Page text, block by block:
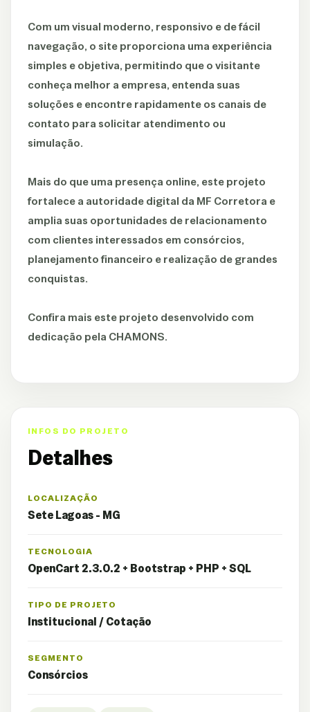
Com um visual moderno, responsivo e de fácil
navegação, o site proporciona uma experiência
simples e objetiva, permitindo que o visitante
conheça melhor a empresa, entenda suas
soluções e encontre rapidamente os canais de
contato para solicitar atendimento ou
simulação.
Mais do que uma presença online, este projeto
fortalece a autoridade digital da MF Corretora e
amplia suas oportunidades de relacionamento
com clientes interessados em consórcios,
planejamento financeiro e realização de grandes
conquistas.
Confira mais este projeto desenvolvido com
dedicação pela CHAMONS.
INFOS DO PROJETO
Detalhes
LOCALIZAÇÃO
Sete Lagoas - MG
TECNOLOGIA
OpenCart 2.3.0.2 + Bootstrap + PHP + SQL
TIPO DE PROJETO
Institucional / Cotação
SEGMENTO
Consórcios